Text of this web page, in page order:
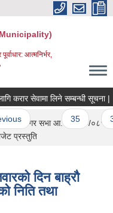
Municipality)
आत्मनिर्भर,
सेवामा लिने सम्बन्धी सूचना |
… 35 36
बाह्रौ नगर सभा आ.व.२०८०/०८१
प्रस्तुति
दिन बाह्रौ
निति तथा